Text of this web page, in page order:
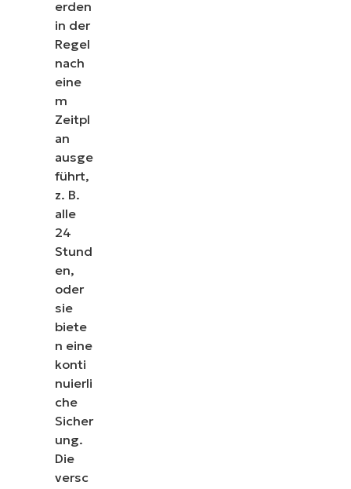
erden
in der
Regel
nach
eine
m
Zeitpl
an
ausge
führt,
z. B.
alle
24
Stund
en,
oder
sie
biete
n eine
konti
nuierli
che
Sicher
ung.
Die
versc